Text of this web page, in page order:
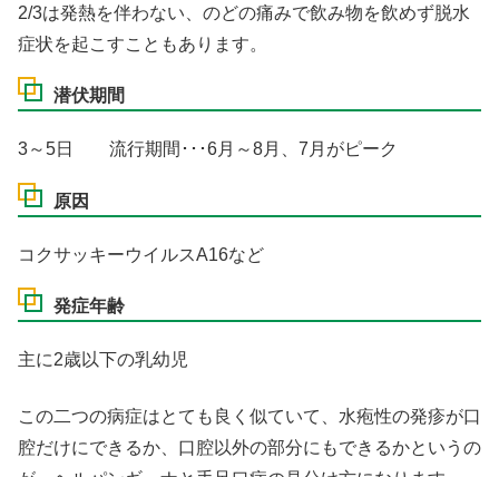
2/3は発熱を伴わない、のどの痛みで飲み物を飲めず脱水
症状を起こすこともあります。
潜伏期間
3～5日 流行期間･･･6月～8月、7月がピーク
原因
コクサッキーウイルスA16など
発症年齢
主に2歳以下の乳幼児
この二つの病症はとても良く似ていて、水疱性の発疹が口
腔だけにできるか、口腔以外の部分にもできるかというの